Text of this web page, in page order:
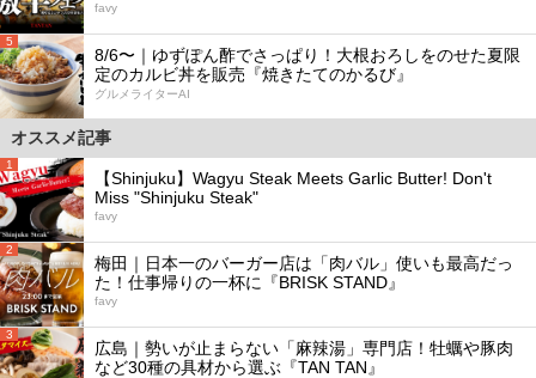
favy
5
8/6〜｜ゆずぽん酢でさっぱり！大根おろしをのせた夏限
定のカルビ丼を販売『焼きたてのかるび』
グルメライターAI
オススメ記事
1
【Shinjuku】Wagyu Steak Meets Garlic Butter! Don't
Miss "Shinjuku Steak"
favy
2
梅田｜日本一のバーガー店は「肉バル」使いも最高だっ
た！仕事帰りの一杯に『BRISK STAND』
favy
3
広島｜勢いが止まらない「麻辣湯」専門店！牡蠣や豚肉
など30種の具材から選ぶ『TAN TAN』